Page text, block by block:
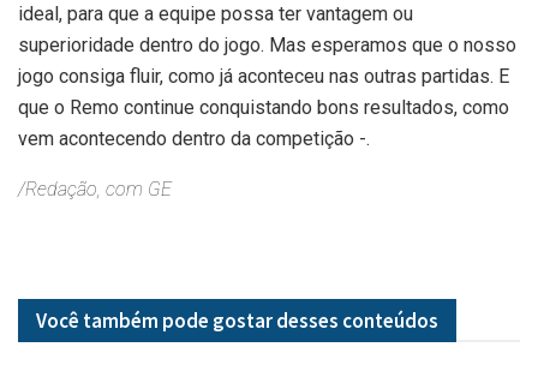
ideal, para que a equipe possa ter vantagem ou
superioridade dentro do jogo. Mas esperamos que o nosso
jogo consiga fluir, como já aconteceu nas outras partidas. E
que o Remo continue conquistando bons resultados, como
vem acontecendo dentro da competição -.
/Redação, com GE
Você também pode gostar desses conteúdos